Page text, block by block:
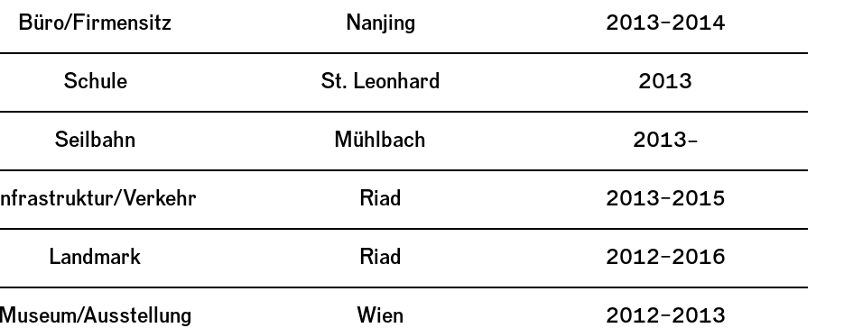
Büro/Firmensitz Nanjing 2013–2014
Schule St. Leonhard 2013
Seilbahn Mühlbach 2013–
Infrastruktur/Verkehr Riad 2013–2015
Landmark Riad 2012–2016
Museum/Ausstellung Wien 2012–2013